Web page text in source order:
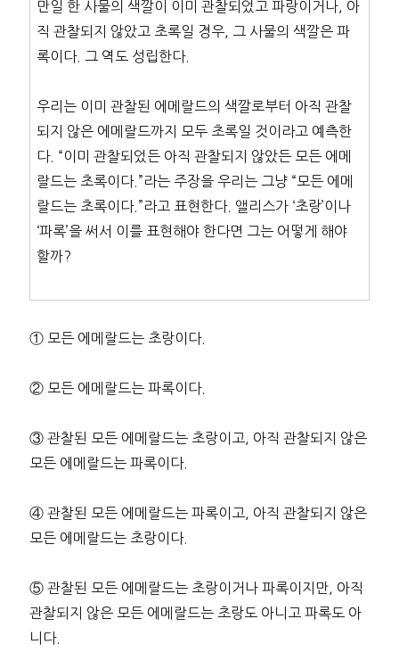
만일 한 사물의 색깔이 이미 관찰되었고 파랑이거나, 아
직 관찰되지 않았고 초록일 경우, 그 사물의 색깔은 파
록이다. 그 역도 성립한다.
우리는 이미 관찰된 에메랄드의 색깔로부터 아직 관찰
되지 않은 에메랄드까지 모두 초록일 것이라고 예측한
다. “이미 관찰되었든 아직 관찰되지 않았든 모든 에메
랄드는 초록이다.”라는 주장을 우리는 그냥 “모든 에메
랄드는 초록이다.”라고 표현한다. 앨리스가 ‘초랑’이나
‘파록’을 써서 이를 표현해야 한다면 그는 어떻게 해야
할까?
① 모든 에메랄드는 초랑이다.
② 모든 에메랄드는 파록이다.
③ 관찰된 모든 에메랄드는 초랑이고, 아직 관찰되지 않은
모든 에메랄드는 파록이다.
④ 관찰된 모든 에메랄드는 파록이고, 아직 관찰되지 않은
모든 에메랄드는 초랑이다.
⑤ 관찰된 모든 에메랄드는 초랑이거나 파록이지만, 아직
관찰되지 않은 모든 에메랄드는 초랑도 아니고 파록도 아
니다.